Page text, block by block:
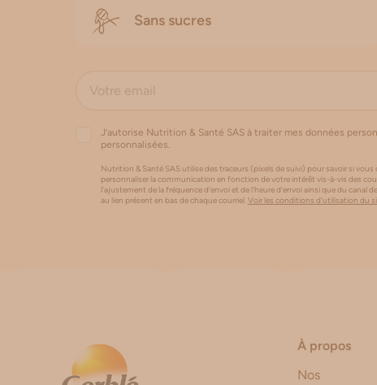
Sans sucres
J’autorise Nutrition & Santé SAS à traiter mes données
personnalisées.
Nutrition & Santé SAS utilise des traceurs (pixels de suivi) pour savoir si
personnaliser la communication en fonction de votre intérêt vis-à-vis des
l'ajustement de la fréquence d’envoi et de l’heure d’envoi ainsi que du
au lien présent en bas de chaque courriel.Voir les conditions d'utilisation du
À propos
Nos